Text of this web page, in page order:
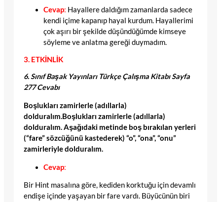
Cevap: Hayallere daldığım zamanlarda sadece
kendi içime kapanıp hayal kurdum. Hayallerimi
çok aşırı bir şekilde düşündüğümde kimseye
söyleme ve anlatma gereği duymadım.
3. ETKİNLİK
6. Sınıf Başak Yayınları Türkçe Çalışma Kitabı Sayfa
277 Cevabı
Boşlukları zamirlerle (adıllarla)
dolduralım.Boşlukları zamirlerle (adıllarla)
dolduralım.Aşağıdaki metinde boş bırakılan yerleri
(“fare” sözcüğünü kastederek) “o”, “ona”, “onu”
zamirleriyle dolduralım.
Cevap:
Bir Hint masalına göre, kediden korktuğu için devamlı
endişe içinde yaşayan bir fare vardı. Büyücünün biri